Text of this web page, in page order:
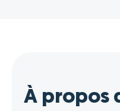
À propos